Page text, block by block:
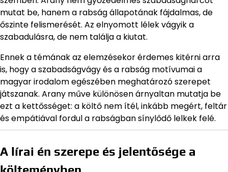
mutat be, hanem a rabság állapotának fájdalmas, de
őszinte felismerését. Az elnyomott lélek vágyik a
szabadulásra, de nem találja a kiutat.
Ennek a témának az elemzésekor érdemes kitérni arra
is, hogy a szabadságvágy és a rabság motívumai a
magyar irodalom egészében meghatározó szerepet
játszanak. Arany műve különösen árnyaltan mutatja be
ezt a kettősséget: a költő nem ítél, inkább megért, feltár
és empátiával fordul a rabságban sínylődő lelkek felé.
A lírai én szerepe és jelentősége a